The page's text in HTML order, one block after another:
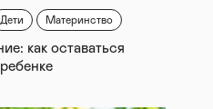
Дети Материнство
как оставаться